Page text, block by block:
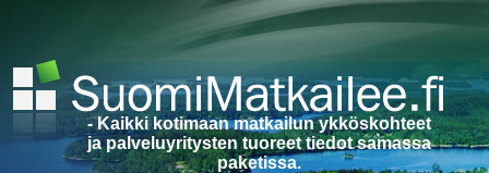
- Kaikki kotimaan matkailun ykköskohteet
ja palveluyritysten tuoreet tiedot samassa
paketissa.